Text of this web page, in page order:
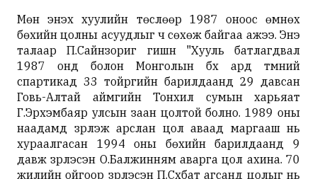
Мөн энэхүү хуулийн төслөөр 1987 оноос өмнөх
бөхийн цолны асуудлыг ч сөхөж байгаа ажээ. Энэ
талаар П.Сайнзориг гишүүн "Хууль батлагдвал
1987 онд болон Монголын бүх ард түмний
спартикад 33 тойргийн барилдаанд 29 давсан
Говь-Алтай аймгийн Тонхил сумын харьяат
Г.Эрхэмбаяр улсын заан цолтой болно. 1989 оны
наадамд үзүүрлэж арслан цол аваад маргааш нь
хураалгасан 1994 оны бөхийн барилдаанд 9
давж үзүүрлэсэн О.Балжинням аварга цол ахина. 70
жилийн ойгоор үзүүрлэсэн П.Сүхбат агсанд цолыг нь